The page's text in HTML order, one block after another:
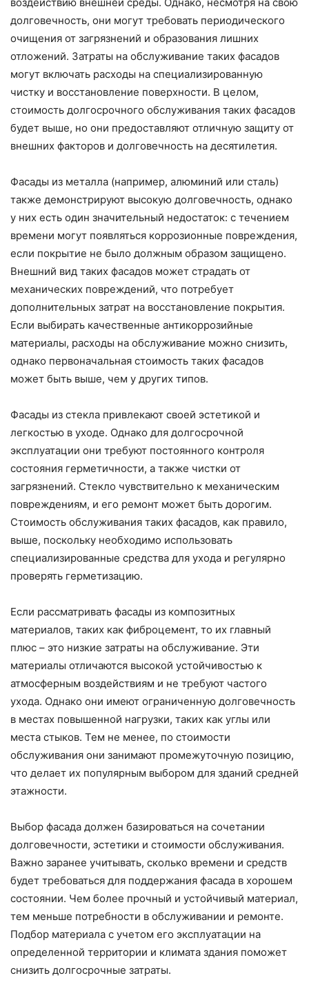
долговечность, они могут требовать периодического
очищения от загрязнений и образования лишних
отложений. Затраты на обслуживание таких фасадов
могут включать расходы на специализированную
чистку и восстановление поверхности. В целом,
стоимость долгосрочного обслуживания таких фасадов
будет выше, но они предоставляют отличную защиту от
внешних факторов и долговечность на десятилетия.
Фасады из металла (например, алюминий или сталь)
также демонстрируют высокую долговечность, однако
у них есть один значительный недостаток: с течением
времени могут появляться коррозионные повреждения,
если покрытие не было должным образом защищено.
Внешний вид таких фасадов может страдать от
механических повреждений, что потребует
дополнительных затрат на восстановление покрытия.
Если выбирать качественные антикоррозийные
материалы, расходы на обслуживание можно снизить,
однако первоначальная стоимость таких фасадов
может быть выше, чем у других типов.
Фасады из стекла привлекают своей эстетикой и
легкостью в уходе. Однако для долгосрочной
эксплуатации они требуют постоянного контроля
состояния герметичности, а также чистки от
загрязнений. Стекло чувствительно к механическим
повреждениям, и его ремонт может быть дорогим.
Стоимость обслуживания таких фасадов, как правило,
выше, поскольку необходимо использовать
специализированные средства для ухода и регулярно
проверять герметизацию.
Если рассматривать фасады из композитных
материалов, таких как фиброцемент, то их главный
плюс – это низкие затраты на обслуживание. Эти
материалы отличаются высокой устойчивостью к
атмосферным воздействиям и не требуют частого
ухода. Однако они имеют ограниченную долговечность
в местах повышенной нагрузки, таких как углы или
места стыков. Тем не менее, по стоимости
обслуживания они занимают промежуточную позицию,
что делает их популярным выбором для зданий средней
этажности.
Выбор фасада должен базироваться на сочетании
долговечности, эстетики и стоимости обслуживания.
Важно заранее учитывать, сколько времени и средств
будет требоваться для поддержания фасада в хорошем
состоянии. Чем более прочный и устойчивый материал,
тем меньше потребности в обслуживании и ремонте.
Подбор материала с учетом его эксплуатации на
определенной территории и климата здания поможет
снизить долгосрочные затраты.